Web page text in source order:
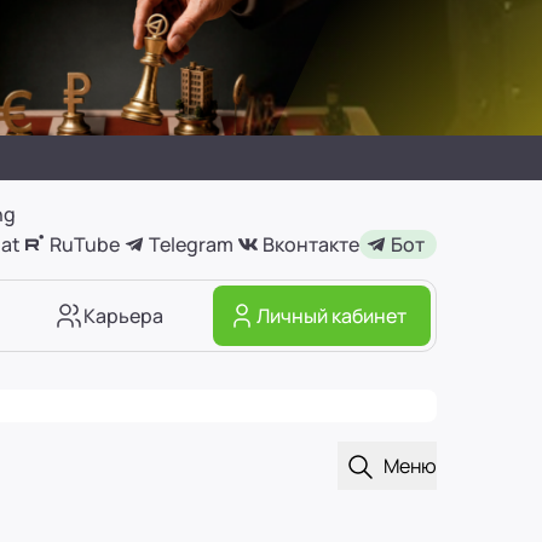
RuTube Telegram Вконтакте Бот
Карьера Личный кабинет
Меню
Открыть поиск